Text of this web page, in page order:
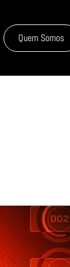
Quem Somos